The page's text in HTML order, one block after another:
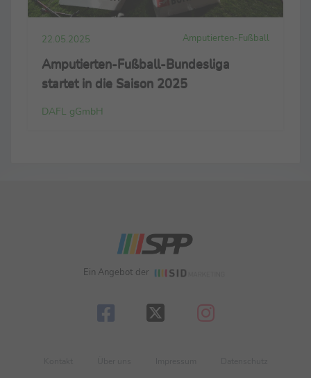
22.05.2025 Amputierten-Fußball
Amputierten-Fußball-Bundesliga
startet in die Saison 2025
DAFL gGmbH
Ein Angebot der